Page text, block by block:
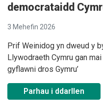
democrataidd
3 Mehefin 2026
Prif Weinidog yn dweud y
Llywodraeth Cymru gan
gyflawni dros Gymru’
Parhau i ddarllen